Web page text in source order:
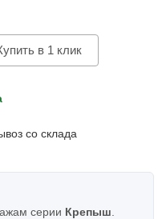
в 1 клик
со склада
серии Крепыш